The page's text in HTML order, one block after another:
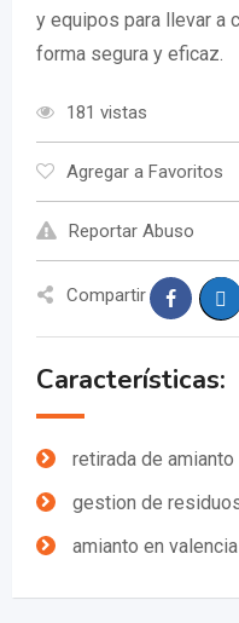
y equipos para llevar a
forma segura y eficaz.
181 vistas
Agregar a Favoritos
Reportar Abuso
Compartir
Características:
retirada de amianto
gestion de
amianto en valencia